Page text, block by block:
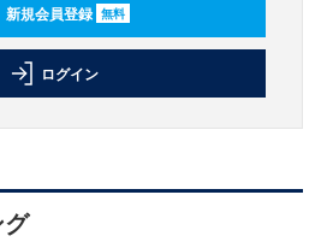
新規会員登録 無料
ログイン